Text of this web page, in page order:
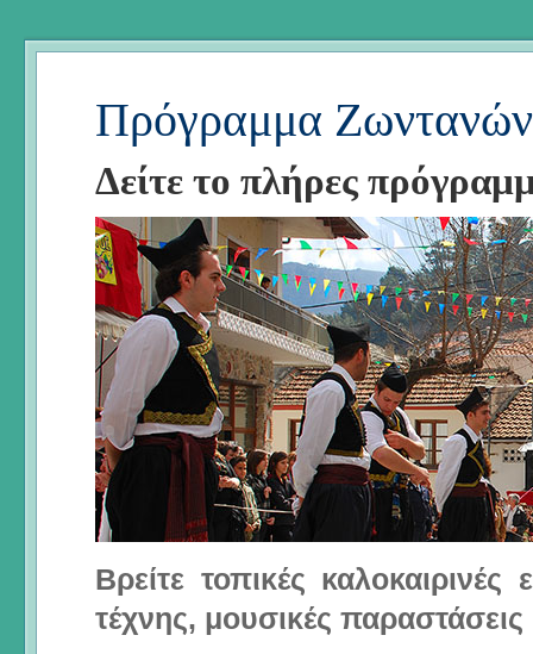
Πρόγραμμα
Δείτε το πλήρες
Βρείτε τοπικές
τέχνης, μουσικές